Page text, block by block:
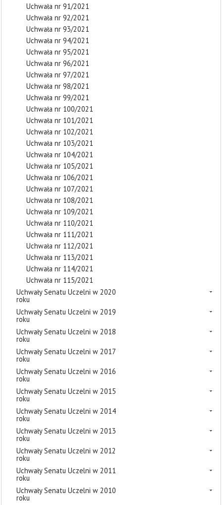
Uchwała nr 91/2021
Uchwała nr 92/2021
Uchwała nr 93/2021
Uchwała nr 94/2021
Uchwała nr 95/2021
Uchwała nr 96/2021
Uchwała nr 97/2021
Uchwała nr 98/2021
Uchwała nr 99/2021
Uchwała nr 100/2021
Uchwała nr 101/2021
Uchwała nr 102/2021
Uchwała nr 103/2021
Uchwała nr 104/2021
Uchwała nr 105/2021
Uchwała nr 106/2021
Uchwała nr 107/2021
Uchwała nr 108/2021
Uchwała nr 109/2021
Uchwała nr 110/2021
Uchwała nr 111/2021
Uchwała nr 112/2021
Uchwała nr 113/2021
Uchwała nr 114/2021
Uchwała nr 115/2021
Uchwały Senatu Uczelni w 2020
roku
Uchwały Senatu Uczelni w 2019
roku
Uchwały Senatu Uczelni w 2018
roku
Uchwały Senatu Uczelni w 2017
roku
Uchwały Senatu Uczelni w 2016
roku
Uchwały Senatu Uczelni w 2015
roku
Uchwały Senatu Uczelni w 2014
roku
Uchwały Senatu Uczelni w 2013
roku
Uchwały Senatu Uczelni w 2012
roku
Uchwały Senatu Uczelni w 2011
roku
Uchwały Senatu Uczelni w 2010
roku